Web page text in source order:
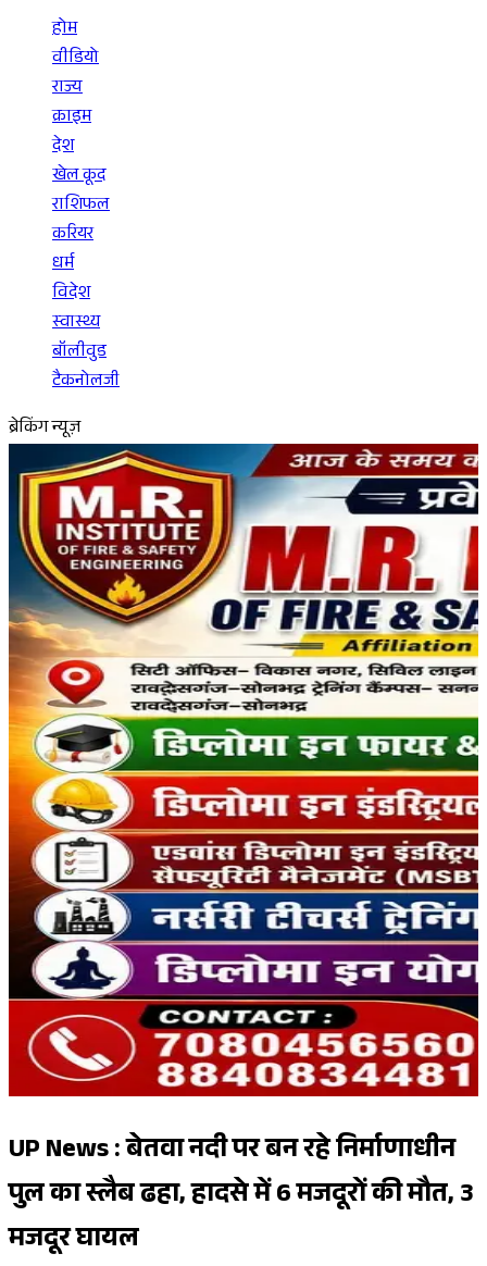
होम
वीडियो
राज्य
क्राइम
देश
खेल कूद
राशिफल
करियर
धर्म
विदेश
स्वास्थ्य
बॉलीवुड
टैकनोलजी
ब्रेकिंग न्यूज़
UP News : बेतवा नदी पर बन रहे निर्माणाधीन
पुल का स्लैब ढहा, हादसे में 6 मजदूरों की मौत, 3
मजदूर घायल